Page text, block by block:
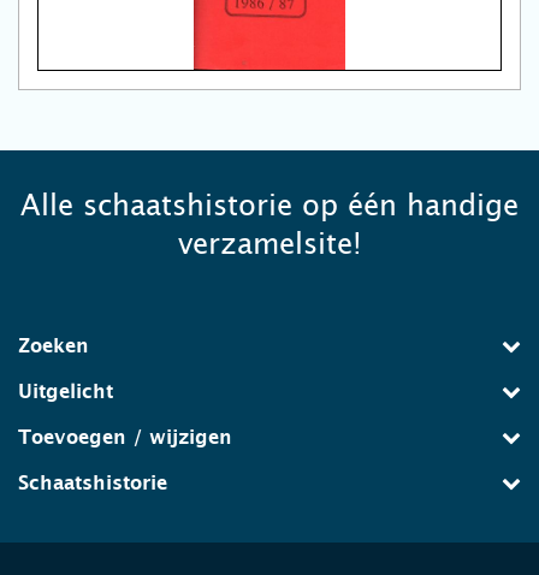
Alle schaatshistorie op één handige
verzamelsite!
Zoeken
Uitgelicht
Toevoegen / wijzigen
Schaatshistorie